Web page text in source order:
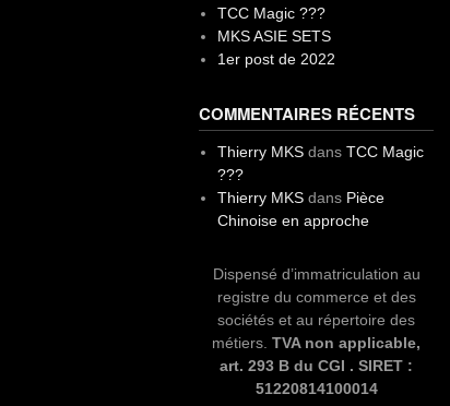
TCC Magic ???
MKS ASIE SETS
1er post de 2022
COMMENTAIRES RÉCENTS
Thierry MKSdans TCC Magic
???
Thierry MKSdans Pièce
Chinoise en approche
Dispensé d’immatriculation au
registre du commerce et des
sociétés et au répertoire des
métiers. TVA non applicable,
art. 293 B du CGI . SIRET :
51220814100014